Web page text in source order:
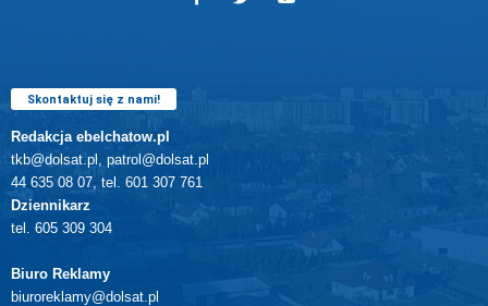
Skontaktuj się z nami!
Redakcja ebelchatow.pl
tkb@dolsat.pl, patrol@dolsat.pl
44 635 08 07, tel. 601 307 761
Dziennikarz
tel. 605 309 304
Biuro Reklamy
biuroreklamy@dolsat.pl